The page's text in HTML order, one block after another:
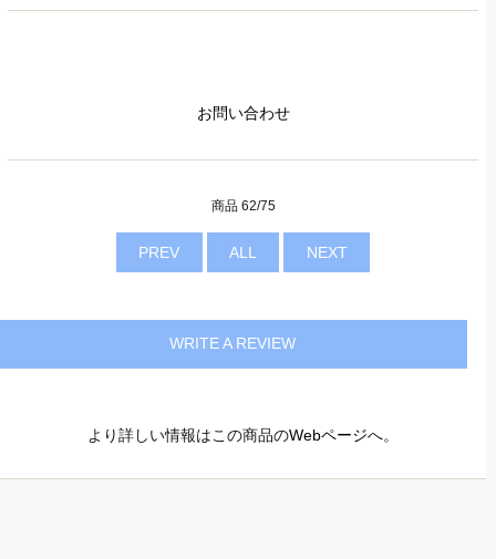
お問い合わせ
商品 62/75
PREV ALL NEXT
WRITE A REVIEW
より詳しい情報はこの商品のWebページへ。